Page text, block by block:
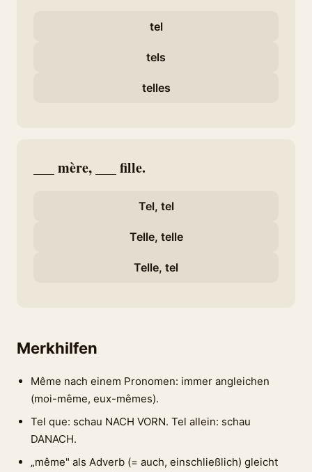
tel
tels
telles
___ mère, ___ fille.
Tel, tel
Telle, telle
Telle, tel
Merkhilfen
Même nach einem Pronomen: immer angleichen
(moi-même, eux-mêmes).
Tel que: schau NACH VORN. Tel allein: schau
DANACH.
„même" als Adverb (= auch, einschließlich) gleicht